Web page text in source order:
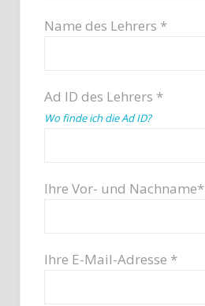
Name des Lehrers *
Ad ID des Lehrers *
Wo finde ich die Ad ID?
Ihre Vor- und Nachname*
Ihre E-Mail-Adresse *